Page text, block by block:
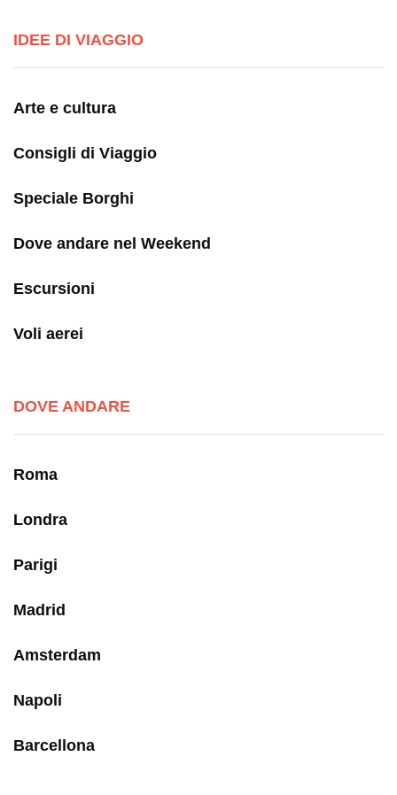
IDEE DI VIAGGIO
Arte e cultura
Consigli di Viaggio
Speciale Borghi
Dove andare nel Weekend
Escursioni
Voli aerei
DOVE ANDARE
Roma
Londra
Parigi
Madrid
Amsterdam
Napoli
Barcellona